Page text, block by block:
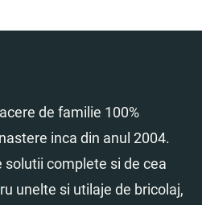
de familie 100%
inca din anul 2004.
complete si de cea
unelte si utilaje de bricolaj,